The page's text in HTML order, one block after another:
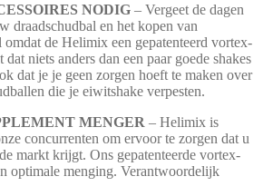
NODIG – Vergeet de dagen
draadschudbal en het kopen van
omdat de Helimix een gepatenteerd vortex-
niets anders dan een paar goede shakes
dat je je geen zorgen hoeft te maken over
die je eiwitshake verpesten.
MENGER – Helimix is
concurrenten om ervoor te zorgen dat u
markt krijgt. Ons gepatenteerde vortex-
optimale menging. Verantwoordelijk